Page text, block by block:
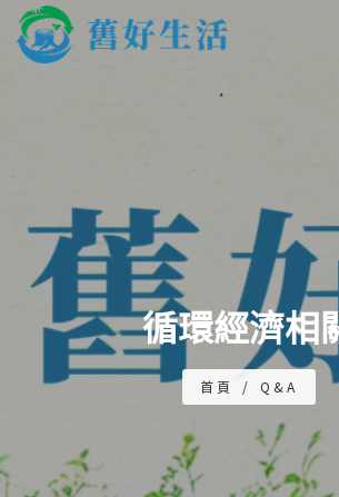
循環經濟相
首頁 / Q&A